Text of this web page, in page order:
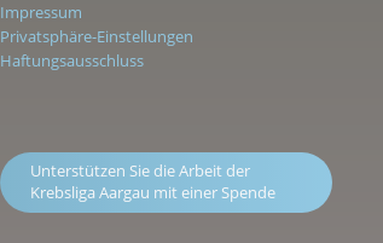
Impressum
Privatsphäre-Einstellungen
Haftungsausschluss
Unterstützen Sie die Arbeit der
Krebsliga Aargau mit einer Spende